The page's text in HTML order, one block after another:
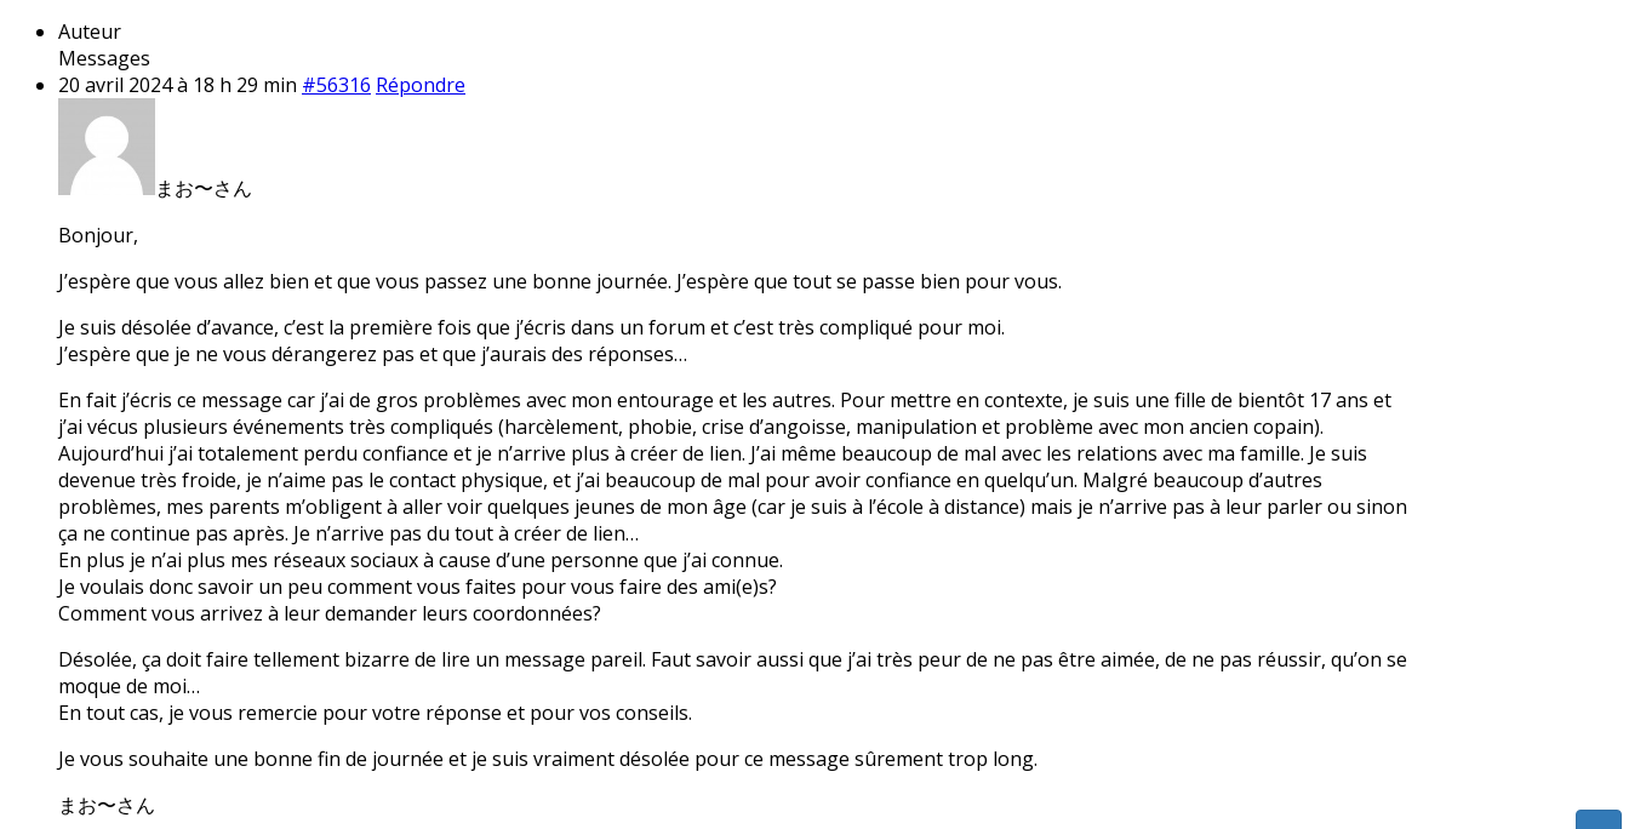
Auteur
Messages
20 avril 2024 à 18 h 29 min #56316 Répondre
まお〜さん
Bonjour,
J’espère que vous allez bien et que vous passez une bonne journée. J’espère que tout se passe bien pour vous.
Je suis désolée d’avance, c’est la première fois que j’écris dans un forum et c’est très compliqué pour moi.
J’espère que je ne vous dérangerez pas et que j’aurais des réponses…
En fait j’écris ce message car j’ai de gros problèmes avec mon entourage et les autres. Pour mettre en contexte, je suis une fille de bientôt 17 ans et
j’ai vécus plusieurs événements très compliqués (harcèlement, phobie, crise d’angoisse, manipulation et problème avec mon ancien copain).
Aujourd’hui j’ai totalement perdu confiance et je n’arrive plus à créer de lien. J’ai même beaucoup de mal avec les relations avec ma famille. Je suis
devenue très froide, je n’aime pas le contact physique, et j’ai beaucoup de mal pour avoir confiance en quelqu’un. Malgré beaucoup d’autres
problèmes, mes parents m’obligent à aller voir quelques jeunes de mon âge (car je suis à l’école à distance) mais je n’arrive pas à leur parler ou sinon
ça ne continue pas après. Je n’arrive pas du tout à créer de lien…
En plus je n’ai plus mes réseaux sociaux à cause d’une personne que j’ai connue.
Je voulais donc savoir un peu comment vous faites pour vous faire des ami(e)s?
Comment vous arrivez à leur demander leurs coordonnées?
Désolée, ça doit faire tellement bizarre de lire un message pareil. Faut savoir aussi que j’ai très peur de ne pas être aimée, de ne pas réussir, qu’on se
moque de moi…
En tout cas, je vous remercie pour votre réponse et pour vos conseils.
Je vous souhaite une bonne fin de journée et je suis vraiment désolée pour ce message sûrement trop long.
まお〜さん